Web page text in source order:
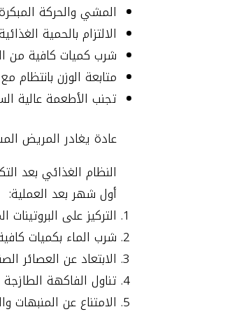
المشي والحركة
الالتزام بالحمية
شرب كميات كافية من
متابعة الوزن بانتظام
تجنب الأطعمة عالية
عادة يغادر المريض
النظام الغذائي بعد
أول شهر بعد العملية:
التركيز على
شرب الماء بكميات
الابتعاد عن العصائر
تناول الفاكهة الطازجة
الامتناع عن المنبهات